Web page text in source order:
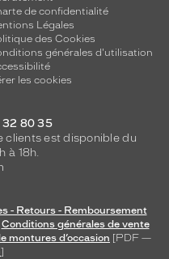
de confidentialité
Légales
des Cookies
générales d'utilisation
les cookies
32 80 35
clients est disponible du
à 18h.
- Retours - Remboursement
Conditions générales de vente
montures d’occasion [PDF —
]